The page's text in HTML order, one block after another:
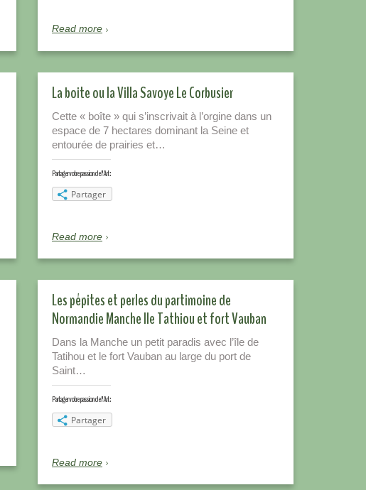
Read more
La boite ou la Villa Savoye Le Corbusier
Cette « boîte » qui s’inscrivait à l’orgine dans un
espace de 7 hectares dominant la Seine et
entourée de prairies et…
Partager votre passion de l'Art :
Partager
Read more
Les pépites et perles du partimoine de
Normandie Manche Ile Tathiou et fort Vauban
Dans la Manche un petit paradis avec l’île de
Tatihou et le fort Vauban au large du port de
Saint…
Partager votre passion de l'Art :
Partager
Read more